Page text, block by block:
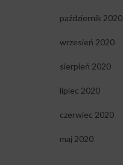
październik 2020
wrzesień 2020
sierpień 2020
lipiec 2020
czerwiec 2020
maj 2020